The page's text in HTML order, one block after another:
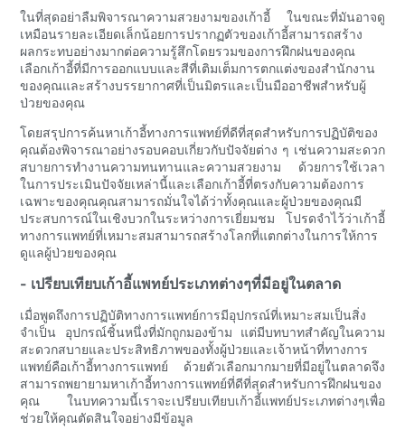
ในที่สุดอย่าลืมพิจารณาความสวยงามของเก้าอี้ ในขณะที่มันอาจดู
เหมือนรายละเอียดเล็กน้อยการปรากฏตัวของเก้าอี้สามารถสร้าง
ผลกระทบอย่างมากต่อความรู้สึกโดยรวมของการฝึกฝนของคุณ
เลือกเก้าอี้ที่มีการออกแบบและสีที่เติมเต็มการตกแต่งของสำนักงาน
ของคุณและสร้างบรรยากาศที่เป็นมิตรและเป็นมืออาชีพสำหรับผู้
ป่วยของคุณ
โดยสรุปการค้นหาเก้าอี้ทางการแพทย์ที่ดีที่สุดสำหรับการปฏิบัติของ
คุณต้องพิจารณาอย่างรอบคอบเกี่ยวกับปัจจัยต่าง ๆ เช่นความสะดวก
สบายการทำงานความทนทานและความสวยงาม ด้วยการใช้เวลา
ในการประเมินปัจจัยเหล่านี้และเลือกเก้าอี้ที่ตรงกับความต้องการ
เฉพาะของคุณคุณสามารถมั่นใจได้ว่าทั้งคุณและผู้ป่วยของคุณมี
ประสบการณ์ในเชิงบวกในระหว่างการเยี่ยมชม โปรดจำไว้ว่าเก้าอี้
ทางการแพทย์ที่เหมาะสมสามารถสร้างโลกที่แตกต่างในการให้การ
ดูแลผู้ป่วยของคุณ
- เปรียบเทียบเก้าอี้แพทย์ประเภทต่างๆที่มีอยู่ในตลาด
เมื่อพูดถึงการปฏิบัติทางการแพทย์การมีอุปกรณ์ที่เหมาะสมเป็นสิ่ง
จำเป็น อุปกรณ์ชิ้นหนึ่งที่มักถูกมองข้าม แต่มีบทบาทสำคัญในความ
สะดวกสบายและประสิทธิภาพของทั้งผู้ป่วยและเจ้าหน้าที่ทางการ
แพทย์คือเก้าอี้ทางการแพทย์ ด้วยตัวเลือกมากมายที่มีอยู่ในตลาดจึง
สามารถพยายามหาเก้าอี้ทางการแพทย์ที่ดีที่สุดสำหรับการฝึกฝนของ
คุณ ในบทความนี้เราจะเปรียบเทียบเก้าอี้แพทย์ประเภทต่างๆเพื่อ
ช่วยให้คุณตัดสินใจอย่างมีข้อมูล